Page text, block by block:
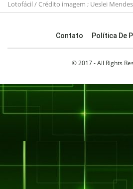
Lotofácil / Crédito imagem ; Ueslei
Contato Política De
© 2017 - All Rights